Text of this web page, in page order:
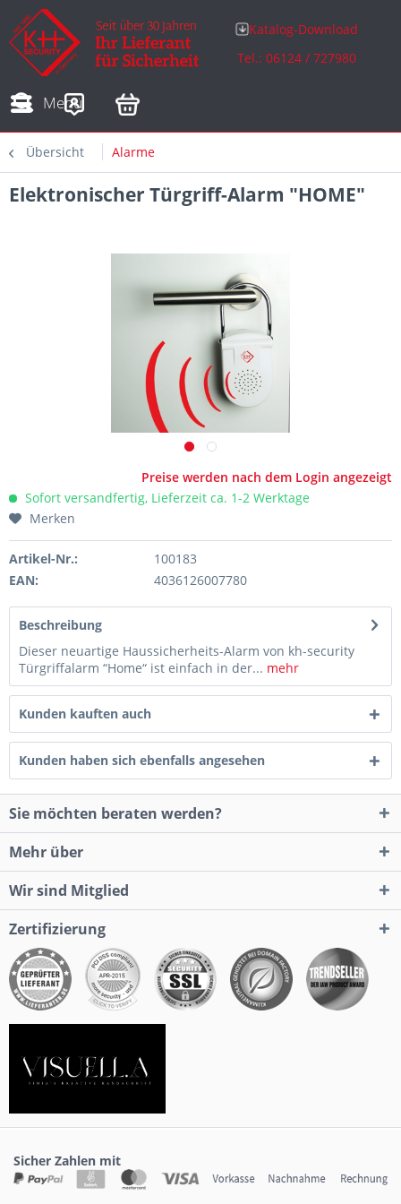
Katalog-Download
Tel.: 06124 / 727980
Menü
Adressen
Übersicht Alarme
Elektronischer Türgriff-Alarm "HOME"
Preise werden nach dem Login angezeigt
Sofort versandfertig, Lieferzeit ca. 1-2 Werktage
Merken
Artikel-Nr.:
100183
EAN:
4036126007780
Beschreibung
Dieser neuartige Haussicherheits-Alarm von kh-security
Türgriffalarm “Home“ ist einfach in der... mehr
Kunden kauften auch
Kunden haben sich ebenfalls angesehen
Sie möchten beraten werden?
Mehr über
Wir sind Mitglied
Zertifizierung
Sicher Zahlen mit